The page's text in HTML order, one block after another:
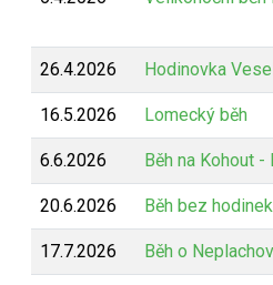
26.4.2026 Hodinovka
16.5.2026 Lomecký běh
6.6.2026 Běh na Kohout
20.6.2026 Běh bez
17.7.2026 Běh o